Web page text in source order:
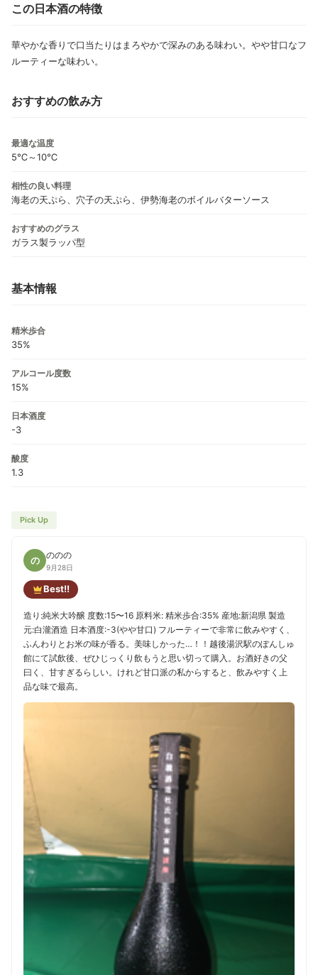
この日本酒の特徴
華やかな香りで口当たりはまろやかで深みのある味わい。やや甘口なフ
ルーティーな味わい。
おすすめの飲み方
最適な温度
5℃～10℃
相性の良い料理
海老の天ぷら、穴子の天ぷら、伊勢海老のボイルバターソース
おすすめのグラス
ガラス製ラッパ型
基本情報
精米歩合
35%
アルコール度数
15%
日本酒度
-3
酸度
1.3
Pick Up
の ののの
9月28日
Best!!
造り:純米大吟醸 度数:15〜16 原料米: 精米歩合:35% 産地:新潟県 製造
元:白瀧酒造 日本酒度:-3(やや甘口) フルーティーで非常に飲みやすく、
ふんわりとお米の味が香る。美味しかった…！！越後湯沢駅のぽんしゅ
館にて試飲後、ぜひじっくり飲もうと思い切って購入。お酒好きの父
曰く、甘すぎるらしい。けれど甘口派の私からすると、飲みやすく上
品な味で最高。